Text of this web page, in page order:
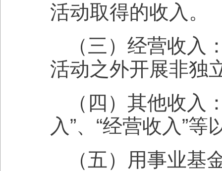
活动取得的收入。
（三）经营收入
活动之外开展非独
（四）其他收入
入”、“经营收入”
（五）用事业基